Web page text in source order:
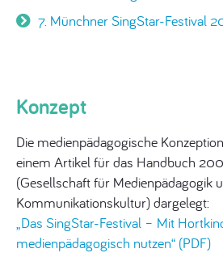
7. Münchner SingStar-Festival
Konzept
Die medienpädagogische
einem Artikel für das Handbuch
(Gesellschaft für Medienpädagogik
Kommunikationskultur) dargelegt:
„Das SingStar-Festival – Mit
medienpädagogisch nutzen“ (PDF)